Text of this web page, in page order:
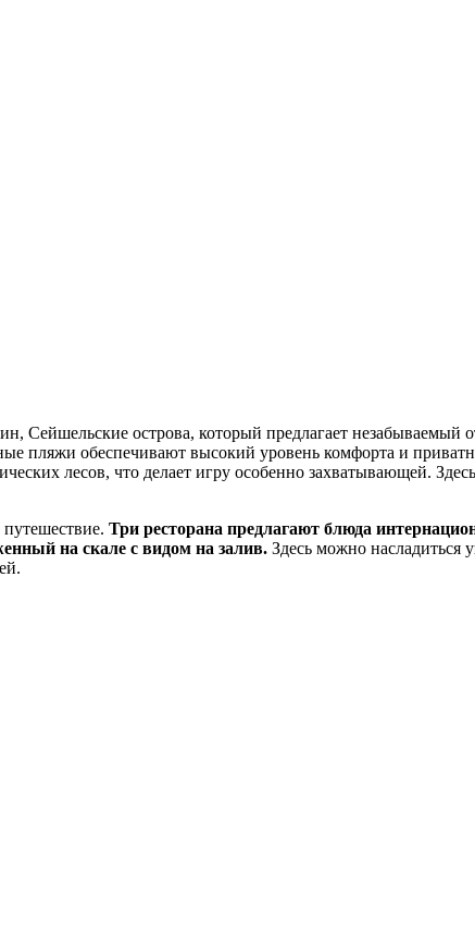
Сейшельские острова, который предлагает
пляжи обеспечивают высокий уровень комфорта и
лесов, что делает игру особенно захватывающей.
Три ресторана предлагают блюда
на скале с видом на залив. Здесь можно